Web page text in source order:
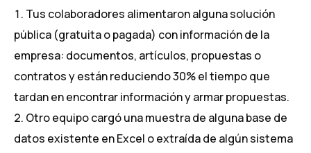
Tus colaboradores alimentaron alguna solución
pública (gratuita o pagada) con información de la
empresa: documentos, artículos, propuestas o
contratos y están reduciendo 30% el tiempo que
tardan en encontrar información y armar propuestas.
Otro equipo cargó una muestra de alguna base de
datos existente en Excel o extraída de algún sistema